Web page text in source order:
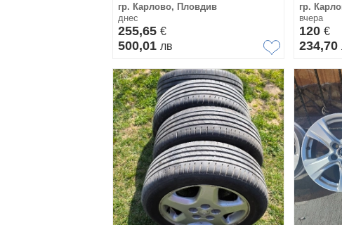
гр. Карлово, Пловдив
днес
255,65 €
500,01 лв
гр.
вчера
120 €
234,70